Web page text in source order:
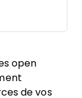
open
de vos